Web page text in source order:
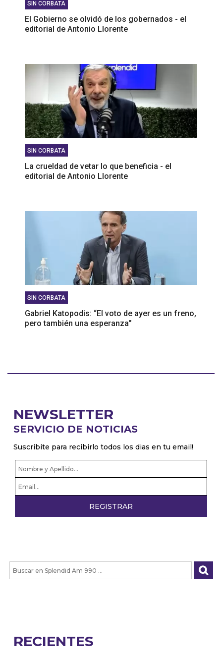
SIN CORBATA
El Gobierno se olvidó de los gobernados - el
editorial de Antonio Llorente
SIN CORBATA
La crueldad de vetar lo que beneficia - el
editorial de Antonio Llorente
SIN CORBATA
Gabriel Katopodis: “El voto de ayer es un freno,
pero también una esperanza”
NEWSLETTER
SERVICIO DE NOTICIAS
Suscribite para recibirlo todos los dias en tu email!
RECIENTES